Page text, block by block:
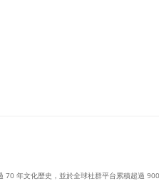
70 年文化歷史，並於全球社群平台累積超過